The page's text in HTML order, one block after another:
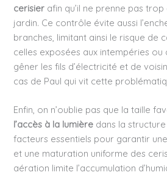
cerisier afin qu’il ne prenne pas
jardin. Ce contrôle évite aussi
branches, limitant ainsi le risque de
celles exposées aux intempéries
gêner les fils d’électricité et de
cas de Paul qui vit cette
Enfin, on n’oublie pas que la taille
l’accès à la lumière dans la
facteurs essentiels pour garantir
et une maturation uniforme des
aération limite l’accumulation